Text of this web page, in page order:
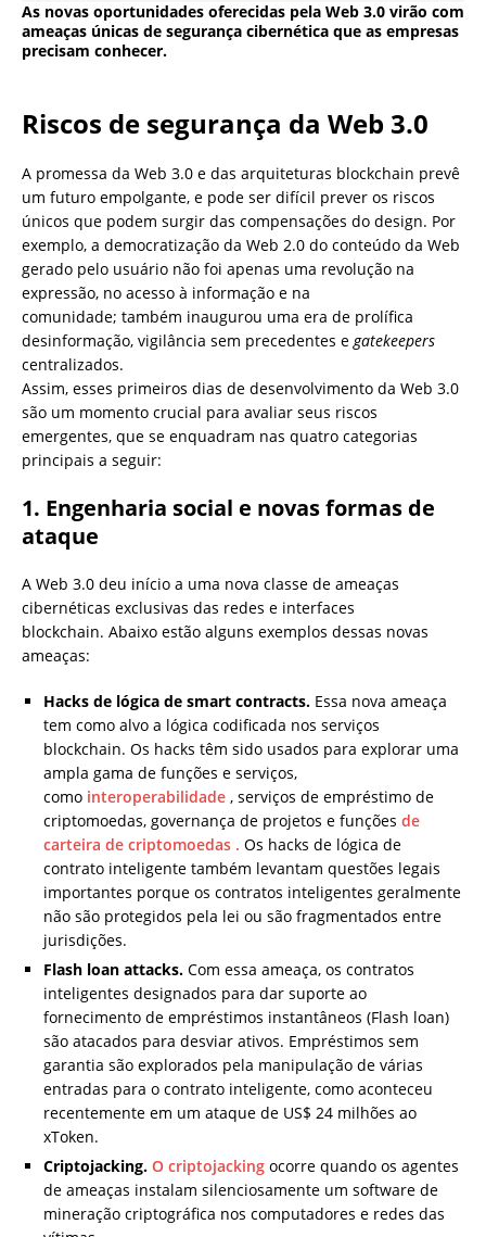
As novas oportunidades oferecidas pela Web 3.0 virão com
ameaças únicas de segurança cibernética que as empresas
precisam conhecer.
Riscos de segurança da Web 3.0
A promessa da Web 3.0 e das arquiteturas blockchain prevê
um futuro empolgante, e pode ser difícil prever os riscos
únicos que podem surgir das compensações do design. Por
exemplo, a democratização da Web 2.0 do conteúdo da Web
gerado pelo usuário não foi apenas uma revolução na
expressão, no acesso à informação e na
comunidade; também inaugurou uma era de prolífica
desinformação, vigilância sem precedentes e gatekeepers
centralizados.
Assim, esses primeiros dias de desenvolvimento da Web 3.0
são um momento crucial para avaliar seus riscos
emergentes, que se enquadram nas quatro categorias
principais a seguir:
1. Engenharia social e novas formas de
ataque
A Web 3.0 deu início a uma nova classe de ameaças
cibernéticas exclusivas das redes e interfaces
blockchain. Abaixo estão alguns exemplos dessas novas
ameaças:
Hacks de lógica de smart contracts. Essa nova ameaça
tem como alvo a lógica codificada nos serviços
blockchain. Os hacks têm sido usados ​​para explorar uma
ampla gama de funções e serviços,
como interoperabilidade , serviços de empréstimo de
criptomoedas, governança de projetos e funções de
carteira de criptomoedas . Os hacks de lógica de
contrato inteligente também levantam questões legais
importantes porque os contratos inteligentes geralmente
não são protegidos pela lei ou são fragmentados entre
jurisdições.
Flash loan attacks. Com essa ameaça, os contratos
inteligentes designados para dar suporte ao
fornecimento de empréstimos instantâneos (Flash loan)
são atacados para desviar ativos. Empréstimos sem
garantia são explorados pela manipulação de várias
entradas para o contrato inteligente, como aconteceu
recentemente em um ataque de US$ 24 milhões ao
xToken.
Criptojacking. O criptojacking ocorre quando os agentes
de ameaças instalam silenciosamente um software de
mineração criptográfica nos computadores e redes das